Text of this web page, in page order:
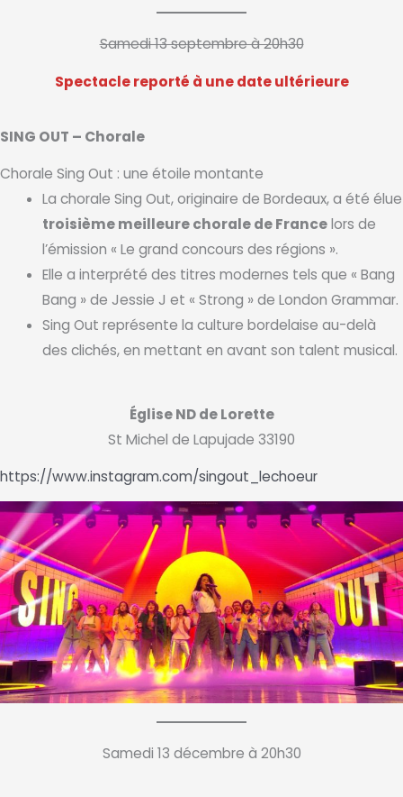
Samedi 13 septembre à 20h30
Spectacle reporté à une date ultérieure
SING OUT – Chorale
Chorale Sing Out : une étoile montante
La chorale Sing Out, originaire de Bordeaux, a été élue
troisième meilleure chorale de Francelors de
l’émission « Le grand concours des régions ».
Elle a interprété des titres modernes tels que « Bang
Bang » de Jessie J et « Strong » de London Grammar.
Sing Out représente la culture bordelaise au-delà
des clichés, en mettant en avant son talent musical.
Église ND de Lorette
St Michel de Lapujade 33190
https://www.instagram.com/singout_lechoeur
Samedi 13 décembre à 20h30